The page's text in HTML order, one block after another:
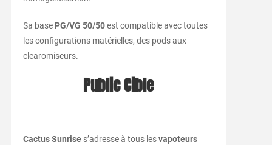
Sa base PG/VG 50/50est compatible avec toutes
les configurations matérielles, des pods aux
clearomiseurs.
Public Cible
Cactus Sunrises’adresse à tous lesvapoteurs